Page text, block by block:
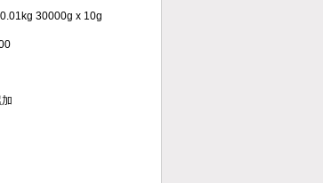
30000g x 10g